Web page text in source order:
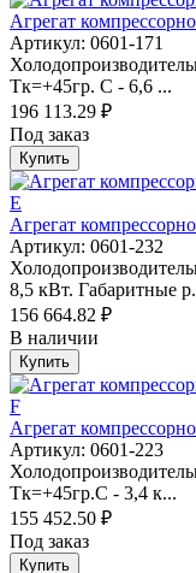
Агрегат
Артикул: 0601-171
Тк=+45гр. С - 6,6 ...
196 113.29 ₽
Под заказ
Купить
Агрегат
Артикул: 0601-232
8,5 кВт. Габаритные
156 664.82 ₽
В наличии
Купить
Агрегат
Артикул: 0601-223
Тк=+45гр.С - 3,4 к...
155 452.50 ₽
Под заказ
Купить